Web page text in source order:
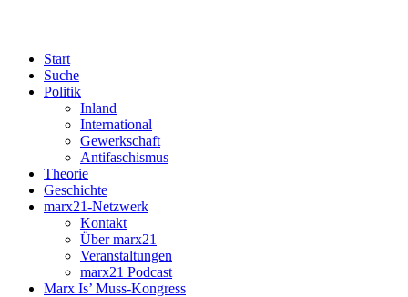
Start
Suche
Politik
Inland
International
Gewerkschaft
Antifaschismus
Theorie
Geschichte
marx21-Netzwerk
Kontakt
Über marx21
Veranstaltungen
marx21 Podcast
Marx Is’ Muss-Kongress